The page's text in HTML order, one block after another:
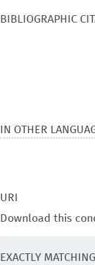
BIBLIOGRAPHIC
IN OTHER
URI
Download this
EXACTLY MATCHING